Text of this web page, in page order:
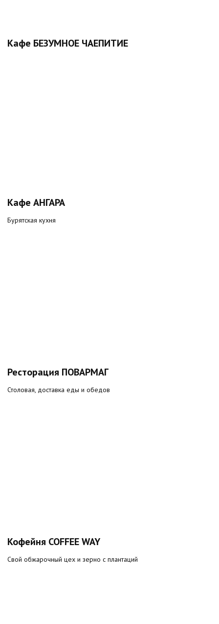
Кафе БЕЗУМНОЕ ЧАЕПИТИЕ
Кафе АНГАРА
Бурятская кухня
Ресторация ПОВАРМАГ
Столовая, доставка еды и обедов
Кофейня COFFEE WAY
Свой обжарочный цех и зерно с плантаций